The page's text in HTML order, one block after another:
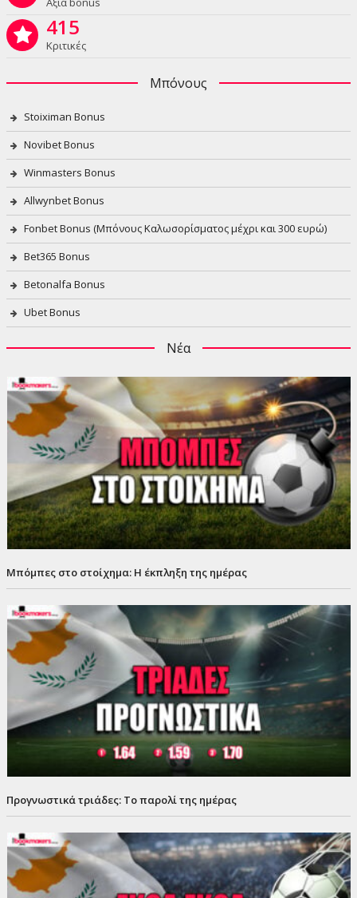
415
Κριτικές
Μπόνους
Stoiximan Bonus
Novibet Bonus
Winmasters Bonus
Allwynbet Bonus
Fonbet Bonus (Μπόνους Καλωσορίσματος μέχρι και 300 ευρώ)
Bet365 Bonus
Betonalfa Bonus
Ubet Bonus
Νέα
Μπόμπες στο στοίχημα: Η έκπληξη της ημέρας
Προγνωστικά τριάδες: Το παρολί της ημέρας